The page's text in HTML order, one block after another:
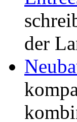
der